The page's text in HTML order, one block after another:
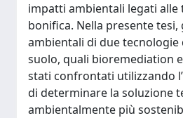
impatti ambientali legati alle
bonifica. Nella presente
ambientali di due tecnologie
suolo, quali bioremediation
stati confrontati utilizzando
di determinare la soluzione
ambientalmente più